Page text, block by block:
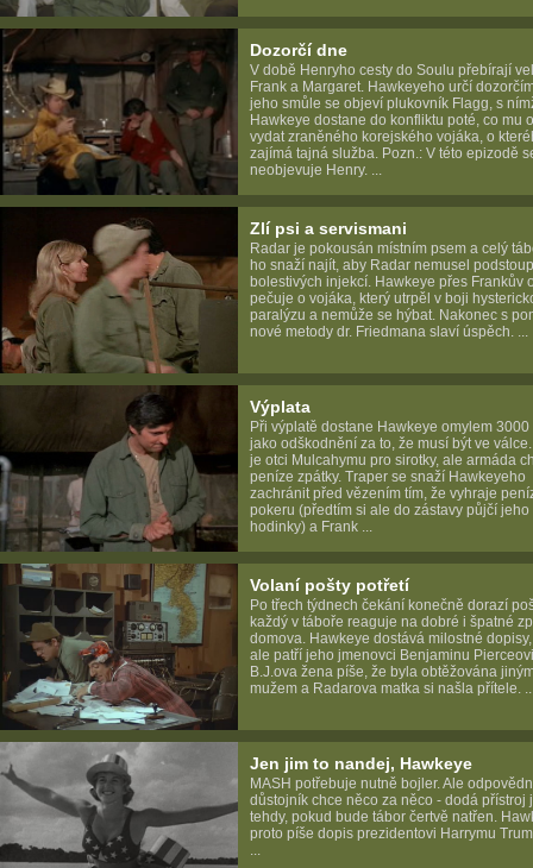
Dozorčí dne
V době Henryho cesty do Soulu přebírají
Frank a Margaret. Hawkeyeho určí
jeho smůle se objeví plukovník Flagg, s
Hawkeye dostane do konfliktu poté, co mu
vydat zraněného korejského vojáka, o
zajímá tajná služba. Pozn.: V této epizodě
neobjevuje Henry. ...
Zlí psi a servismani
Radar je pokousán místním psem a celý
ho snaží najít, aby Radar nemusel
bolestivých injekcí. Hawkeye přes Frankův
pečuje o vojáka, který utrpěl v boji
paralýzu a nemůže se hýbat. Nakonec s
nové metody dr. Friedmana slaví úspěch. ...
Výplata
Při výplatě dostane Hawkeye omylem
jako odškodnění za to, že musí být ve
je otci Mulcahymu pro sirotky, ale armáda
peníze zpátky. Traper se snaží Hawkeyeho
zachránit před vězením tím, že vyhraje
pokeru (předtím si ale do zástavy půjčí jeho
hodinky) a Frank ...
Volaní pošty potřetí
Po třech týdnech čekání konečně dorazí
každý v táboře reaguje na dobré i špatné
domova. Hawkeye dostává milostné
ale patří jeho jmenovci Benjaminu
B.J.ova žena píše, že byla obtěžována
mužem a Radarova matka si našla přítele.
Jen jim to nandej, Hawkeye
MASH potřebuje nutně bojler. Ale
důstojník chce něco za něco - dodá přístroj
tehdy, pokud bude tábor čertvě natřen.
proto píše dopis prezidentovi Harrymu
...